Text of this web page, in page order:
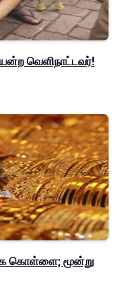
வெளிநாட்டவர்!
கொள்ளை; மூன்று